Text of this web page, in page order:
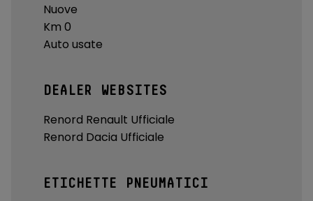
Nuove
Km 0
Auto usate
DEALER WEBSITES
Renord Renault Ufficiale
Renord Dacia Ufficiale
ETICHETTE PNEUMATICI